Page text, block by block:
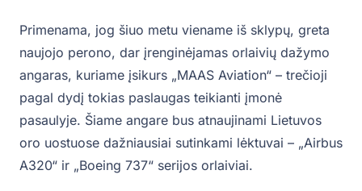
Primenama, jog šiuo metu viename iš sklypų, greta
naujojo perono, dar įrenginėjamas orlaivių dažymo
angaras, kuriame įsikurs „MAAS Aviation“ – trečioji
pagal dydį tokias paslaugas teikianti įmonė
pasaulyje. Šiame angare bus atnaujinami Lietuvos
oro uostuose dažniausiai sutinkami lėktuvai – „Airbus
A320“ ir „Boeing 737“ serijos orlaiviai.